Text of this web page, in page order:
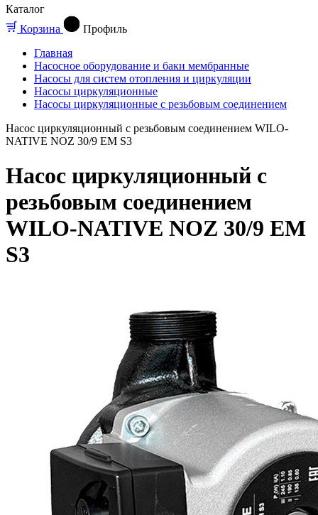
Каталог
Корзина
Профиль
Главная
Насосное оборудование и баки мембранные
Насосы для систем отопления и циркуляции
Насосы циркуляционные
Насосы циркуляционные с резьбовым соединением
Насос циркуляционный с резьбовым соединением WILO-
NATIVE NOZ 30/9 EM S3
Насос циркуляционный с
резьбовым соединением
WILO-NATIVE NOZ 30/9 EM
S3